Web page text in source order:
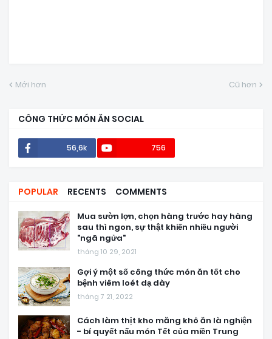
Mới hơn Cũ hơn
CÔNG THỨC MÓN ĂN SOCIAL
56,6k 756
POPULAR RECENTS COMMENTS
Mua sườn lợn, chọn hàng trước hay hàng
sau thì ngon, sự thật khiến nhiều người
"ngã ngửa"
tháng 10 29, 2021
Gợi ý một số công thức món ăn tốt cho
bệnh viêm loét dạ dày
tháng 7 21, 2022
Cách làm thịt kho măng khô ăn là nghiện
- bí quyết nấu món Tết của miền Trung